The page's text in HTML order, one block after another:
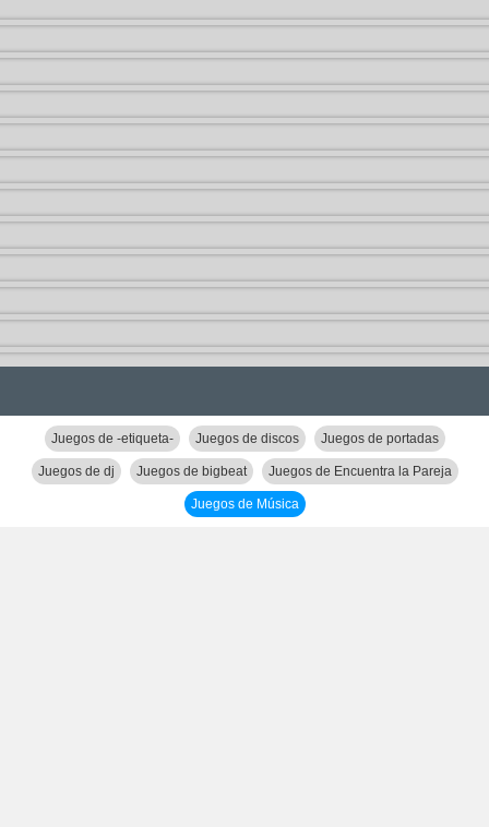
Juegos de -etiqueta- Juegos de discos Juegos de portadas
Juegos de dj Juegos de bigbeat Juegos de Encuentra la Pareja
Juegos de Música